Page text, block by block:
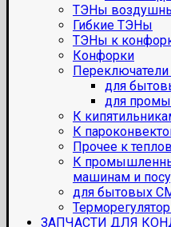
ТЭНы
Гибкие ТЭНы
ТЭНы к
Конфорки
для
для
К
К
Прочее к
К
машинам и
для бытовых
ЗАПЧАСТИ ДЛЯ